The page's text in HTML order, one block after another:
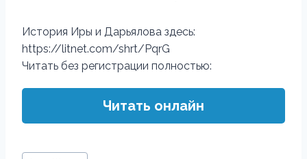
История Иры и Дарьялова здесь:
https://litnet.com/shrt/PqrG
Читать без регистрации полностью:
Читать онлайн